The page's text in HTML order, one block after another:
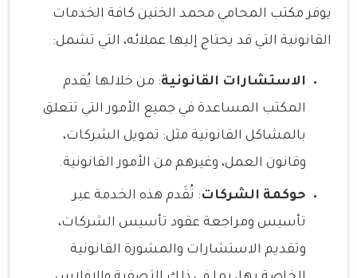
يوفر مكتب المحامي محمد الخنين كافة الخدمات
القانونية التي قد يحتاج إليها عملائه، التي تشمل:
الاستشارات القانونية: من خلالها يُقدم
المكتب المساعدة في جميع الأمور التي تتعلق
بالمشاكل القانونية مثل: تمويل الشركات،
وقانون العمل، وغيرهم من الأمور القانونية.
حوكمة الشركات: تُقَدم هذه الخدمة عبر
تأسيس ومراجعة عقود تأسيس الشركات،
وتقديم الاستشارات والمشورة القانونية